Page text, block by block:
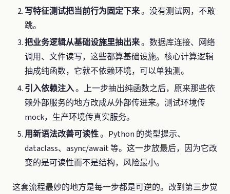
写特征测试把当前行为固定下来。没有测试网，不敢
跳。
把业务逻辑从基础设施里抽出来。数据库连接、网络
调用、文件读写，这些都算基础设施。核心计算逻辑
抽成纯函数，它就不依赖环境，可以单独测。
引入依赖注入。上一步抽出纯函数之后，原来那些依
赖外部服务的地方改成从外部传进来。测试环境传
mock，生产环境传真实服务。
用新语法改善可读性。Python 的类型提示、
dataclass、async/await 等。这一步放最后，因为它改
变的是可读性而不是结构，风险最小。
这套流程最妙的地方是每一步都是可逆的。改到第三步觉